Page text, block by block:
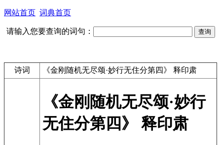
网站首页 词典首页
请输入您要查询的词句：
诗词 《金刚随机无尽颂·妙行无住分第四》 释印肃
《金刚随机无尽颂·妙行
无住分第四》 释印肃